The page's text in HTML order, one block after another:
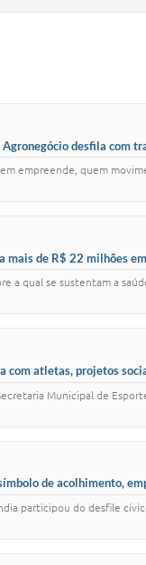
desfila com
empreende, quem
de R$ 22 milhões
a qual se sustentam a
com atletas, projetos
Municipal de
de acolhimento,
participou do desfile